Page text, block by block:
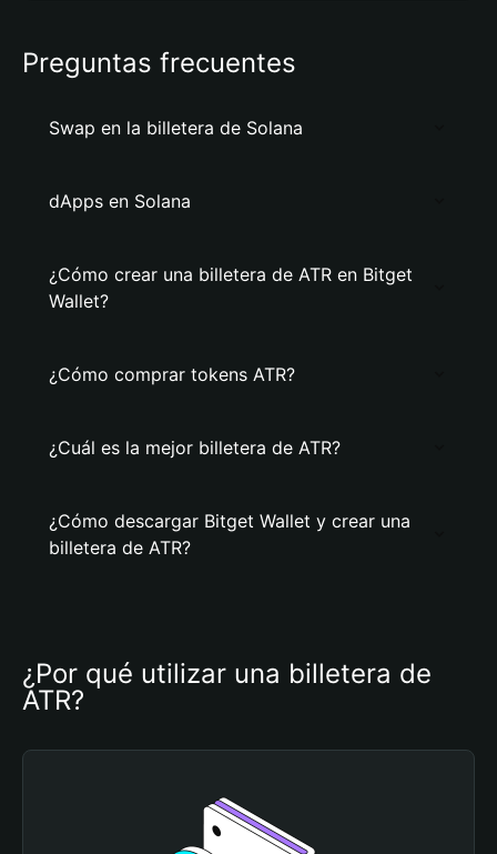
Preguntas frecuentes
Swap en la billetera de Solana
dApps en Solana
¿Cómo crear una billetera de ATR en Bitget
Wallet?
¿Cómo comprar tokens ATR?
¿Cuál es la mejor billetera de ATR?
¿Cómo descargar Bitget Wallet y crear una
billetera de ATR?
¿Por qué utilizar una billetera de
ATR?